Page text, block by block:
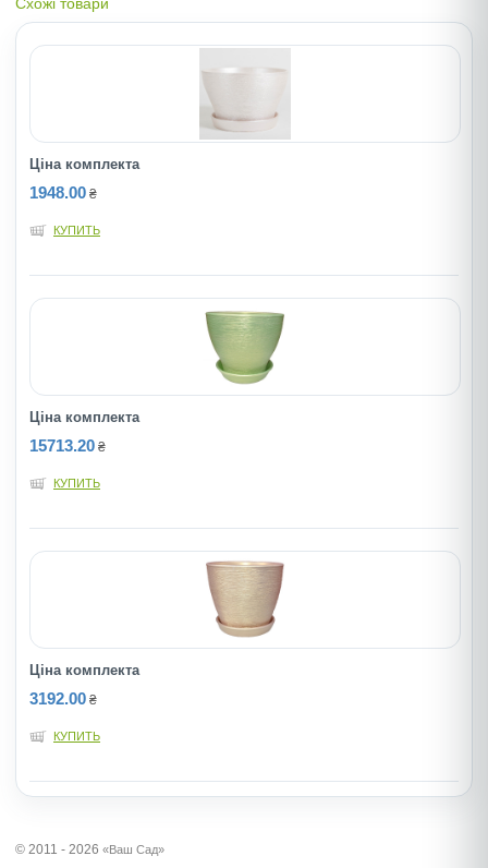
Ціна комплекта
1948.00 ₴
КУПИТЬ
Ціна комплекта
15713.20 ₴
КУПИТЬ
Ціна комплекта
3192.00 ₴
КУПИТЬ
© 2011 - 2026 «Ваш Сад»